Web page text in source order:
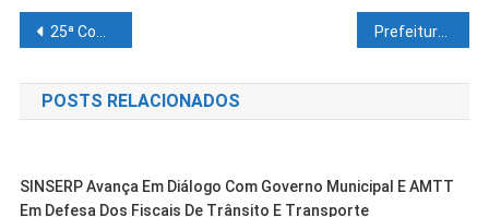
Navegação
de
Post
25ª Companhia Independente de Polícia Militar de Casa Nova tem novo comandante Prefeitura de Juazeiro estende autorização para circulação de veículos de mototaxistas e moto-entregadores de 2013 a 2015
POSTS RELACIONADOS
SINSERP Avança Em Diálogo Com Governo Municipal E AMTT
Em Defesa Dos Fiscais De Trânsito E Transporte